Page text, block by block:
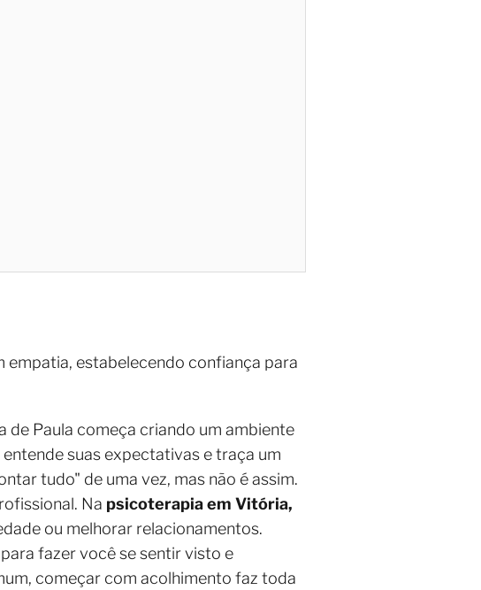
empatia, estabelecendo confiança para
de Paula começa criando um ambiente
suas expectativas e traça um
tudo" de uma vez, mas não é assim.
Na psicoterapia em Vitória,
ou melhorar relacionamentos.
fazer você se sentir visto e
começar com acolhimento faz toda